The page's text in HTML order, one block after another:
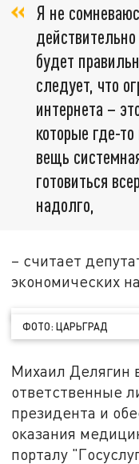
Я не
будет
следует, что
интернета –
которые где-
вещь
готовиться
надолго,
– считает
экономических
ФОТО: ЦАРЬГРАД
Михаил Делягин
ответственные
президента и
оказания
порталу